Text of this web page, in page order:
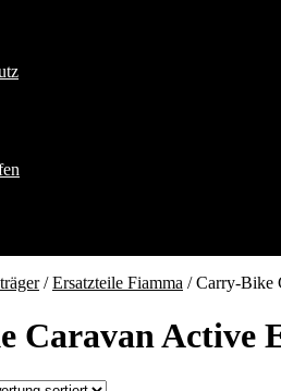
/Ersatzteile Fiamma /Carry-Bike
Caravan Active